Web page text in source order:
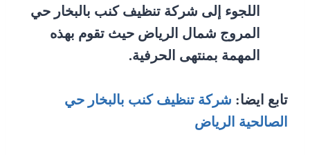
اللجوء إلى شركة تنظيف كنب بالبخار حي
المروج شمال الرياض حيث تقوم بهذه
المهمة بمنتهى الحرفية.
تابع ايضا: شركة تنظيف كنب بالبخار حي
الصالحية الرياض